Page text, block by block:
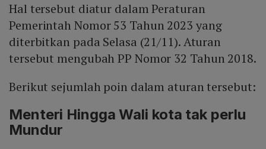
Hal tersebut diatur dalam Peraturan
Pemerintah Nomor 53 Tahun 2023 yang
diterbitkan pada Selasa (21/11). Aturan
tersebut mengubah PP Nomor 32 Tahun 2018.
Berikut sejumlah poin dalam aturan tersebut:
Menteri Hingga Wali kota tak perlu
Mundur